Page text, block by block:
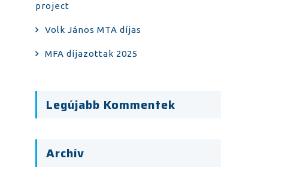
project
Volk János MTA díjas
MFA díjazottak 2025
Legújabb Kommentek
Archív